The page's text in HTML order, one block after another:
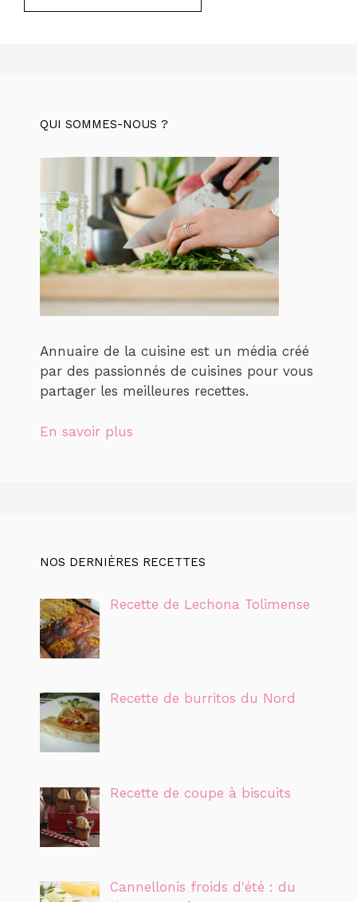
QUI SOMMES-NOUS ?
Annuaire de la cuisine est un média créé
par des passionnés de cuisines pour vous
partager les meilleures recettes.
En savoir plus
NOS DERNIÈRES RECETTES
Recette de Lechona Tolimense
Recette de burritos du Nord
Recette de coupe à biscuits
Cannellonis froids d'été : du